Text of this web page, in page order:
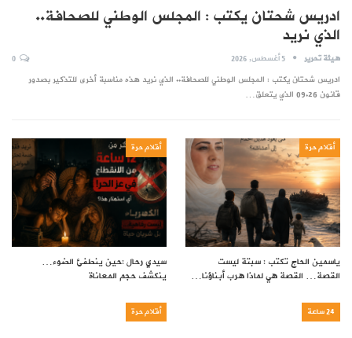
ادريس شحتان يكتب : المجلس الوطني للصحافة..
الذي نريد
هيئة تحرير 5 أغسطس, 2026
ادريس شحتان يكتب : المجلس الوطني للصحافة.. الذي نريد هذه مناسبة أخرى للتذكير بصدور
قانون 09.26 الذي يتعلق…
أقلام حرة
ياسمين الحاج تكتب : سبتة ليست
القصة… القصة هي لماذا هرب أبناؤنا…
أقلام حرة
سيدي رحال :حين ينطفئ الضوء…
ينكشف حجم المعاناة
24 ساعة أقلام حرة